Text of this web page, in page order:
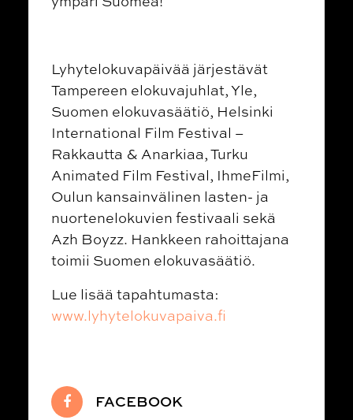
Lyhytelokuvapäivää järjestävät
Tampereen elokuvajuhlat, Yle,
Suomen elokuvasäätiö, Helsinki
International Film Festival –
Rakkautta & Anarkiaa, Turku
Animated Film Festival, IhmeFilmi,
Oulun kansainvälinen lasten- ja
nuortenelokuvien festivaali sekä
Azh Boyzz. Hankkeen rahoittajana
toimii Suomen elokuvasäätiö.
Lue lisää tapahtumasta:
www.lyhytelokuvapaiva.fi
FACEBOOK